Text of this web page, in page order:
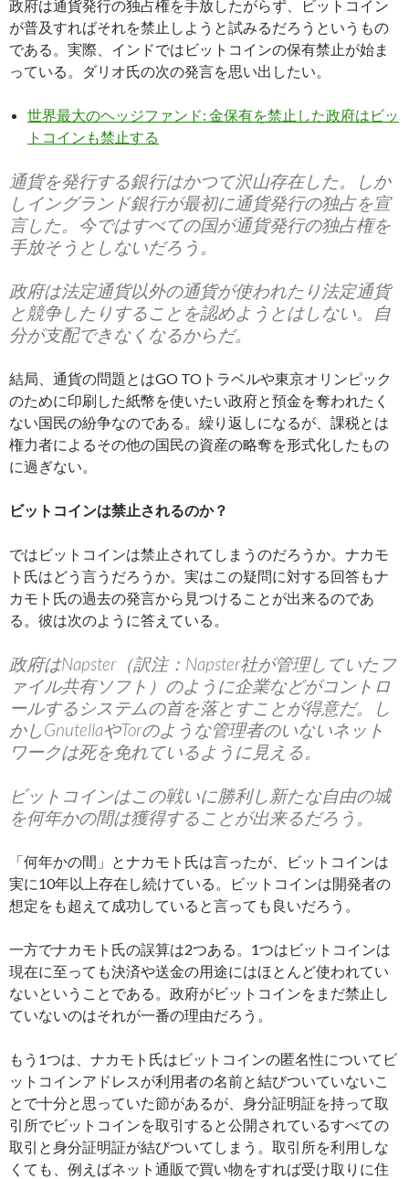
政府は通貨発行の独占権を手放したがらず、ビットコイン
が普及すればそれを禁止しようと試みるだろうというもの
である。実際、インドではビットコインの保有禁止が始ま
っている。ダリオ氏の次の発言を思い出したい。
世界最大のヘッジファンド: 金保有を禁止した政府はビッ
トコインも禁止する
通貨を発行する銀行はかつて沢山存在した。しか
しイングランド銀行が最初に通貨発行の独占を宣
言した。今ではすべての国が通貨発行の独占権を
手放そうとしないだろう。
政府は法定通貨以外の通貨が使われたり法定通貨
と競争したりすることを認めようとはしない。自
分が支配できなくなるからだ。
結局、通貨の問題とはGO TOトラベルや東京オリンピック
のために印刷した紙幣を使いたい政府と預金を奪われたく
ない国民の紛争なのである。繰り返しになるが、課税とは
権力者によるその他の国民の資産の略奪を形式化したもの
に過ぎない。
ビットコインは禁止されるのか？
ではビットコインは禁止されてしまうのだろうか。ナカモ
ト氏はどう言うだろうか。実はこの疑問に対する回答もナ
カモト氏の過去の発言から見つけることが出来るのであ
る。彼は次のように答えている。
政府はNapster（訳注：Napster社が管理していたフ
ァイル共有ソフト）のように企業などがコントロ
ールするシステムの首を落とすことが得意だ。し
かしGnutellaやTorのような管理者のいないネット
ワークは死を免れているように見える。
ビットコインはこの戦いに勝利し新たな自由の城
を何年かの間は獲得することが出来るだろう。
「何年かの間」とナカモト氏は言ったが、ビットコインは
実に10年以上存在し続けている。ビットコインは開発者の
想定をも超えて成功していると言っても良いだろう。
一方でナカモト氏の誤算は2つある。1つはビットコインは
現在に至っても決済や送金の用途にはほとんど使われてい
ないということである。政府がビットコインをまだ禁止し
ていないのはそれが一番の理由だろう。
もう1つは、ナカモト氏はビットコインの匿名性についてビ
ットコインアドレスが利用者の名前と結びついていないこ
とで十分と思っていた節があるが、身分証明証を持って取
引所でビットコインを取引すると公開されているすべての
取引と身分証明証が結びついてしまう。取引所を利用しな
くても、例えばネット通販で買い物をすれば受け取りに住